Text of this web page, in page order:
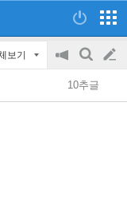
보기
공
지
on/off
검
색
글
쓰
10추글